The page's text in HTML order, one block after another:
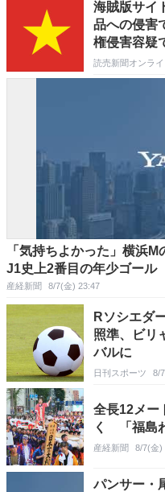
海賊版サイ
品への侵害
権侵害容疑
読売新聞オンライ
「気持ちよかった」横浜
J1史上2番目の年少ゴール
産経新聞 8/7(金) 23:47
Rソシエダ
照準、ビリ
バルに
日刊スポーツ 8/
全長12メー
く 「福島
産経新聞 8/7(金)
パンサー・